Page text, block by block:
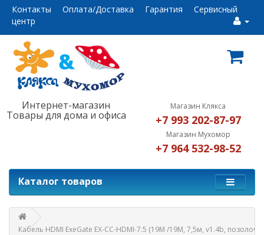
Контакты Оплата/Доставка Гарантия
Сервисный
центр
Интернет-магазин
Товары для дома и офиса
Магазин Клякса
+7 993 202-87-97
Магазин Мухомор
+7 964 532-98-52
Каталог товаров
Кабель HDMI ExeGate EX-CC-HDMI-7.5 (19M /19M, 7,5м, v1.4b,